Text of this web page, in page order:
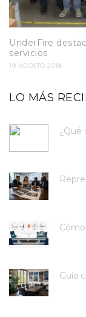
UnderFire
servicios
19 AGOSTO 2018
LO MÁS
¿Qué
Guía